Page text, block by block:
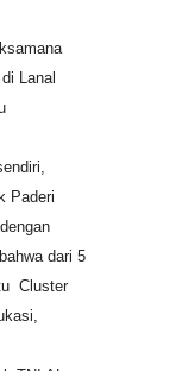
Lanal
Paderi
dari 5
Cluster